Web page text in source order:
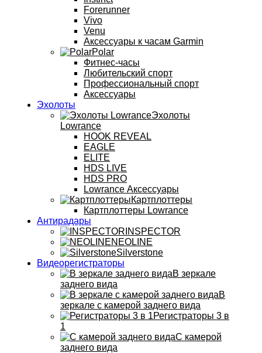
Forerunner
Vivo
Venu
Аксессуары к часам Garmin
Polar
Фитнес-часы
Любительский спорт
Профессиональный спорт
Аксессуары
Эхолоты
Эхолоты
Lowrance
HOOK REVEAL
EAGLE
ELITE
HDS LIVE
HDS PRO
Lowrance Аксессуары
Картплоттеры
Картплоттеры Lowrance
Антирадары
INSPECTOR
NEOLINE
Silverstone
Видеорегистраторы
В зеркале
заднего вида
В
зеркале с камерой заднего вида
Регистраторы 3 в
1
С камерой
заднего вида